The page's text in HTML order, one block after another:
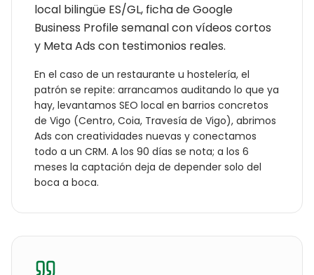
local bilingüe ES/GL, ficha de Google
Business Profile semanal con vídeos cortos
y Meta Ads con testimonios reales.
En el caso de un restaurante u hostelería, el
patrón se repite: arrancamos auditando lo que ya
hay, levantamos SEO local en barrios concretos
de Vigo (Centro, Coia, Travesía de Vigo), abrimos
Ads con creatividades nuevas y conectamos
todo a un CRM. A los 90 días se nota; a los 6
meses la captación deja de depender solo del
boca a boca.